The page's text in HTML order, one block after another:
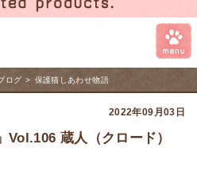
ログ > 保護猫しあわせ物語
2022年09月03日
Vol.106 蔵人（クロード）